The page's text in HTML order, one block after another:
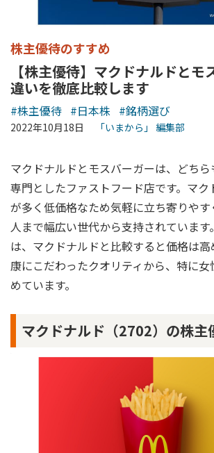
株主優待のすすめ
【株主優待】マクドナルドとモ
違いを徹底比較します
#株主優待 #日本株 #銘柄選び
2022年10月18日 「いまから」 編集部
マクドナルドとモスバーガーは、どち
専門としたファストフード店です。マ
が多く低価格なため気軽に立ち寄りや
人まで幅広い世代から支持されています
は、マクドナルドと比較すると価格は
康にこだわったクオリティから、特に
めています。
マクドナルド（2702）の株主